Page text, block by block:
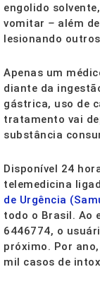
engolido
vomitar – além
lesionando
Apenas um
diante da
gástrica, uso de
tratamento vai
substância
Disponível 24
telemedicina
de Urgência
todo o Brasil. Ao
6446774, o
próximo. Por
mil casos de